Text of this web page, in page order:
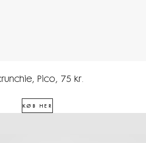
Pico, 75 kr.
KØB HER